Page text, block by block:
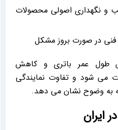
و نگهداری اصولی محصولات
فنی در صورت بروز مشکل
طول عمر باتری و کاهش
می ‌شود و تفاوت نمایندگی
به‌ وضوح نشان می ‌دهد.
ایران